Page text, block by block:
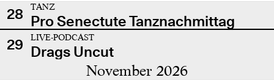
28
TANZ
Pro Senectute Tanznachmittag
29
LIVE-PODCAST
Drags Uncut
November 2026